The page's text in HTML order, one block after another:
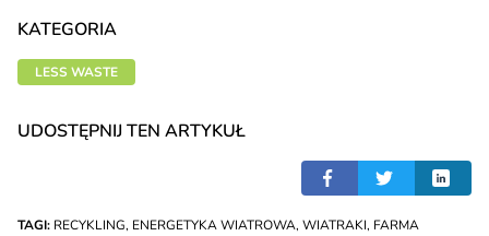
KATEGORIA
LESS WASTE
UDOSTĘPNIJ TEN ARTYKUŁ
TAGI: RECYKLING, ENERGETYKA WIATROWA, WIATRAKI, FARMA